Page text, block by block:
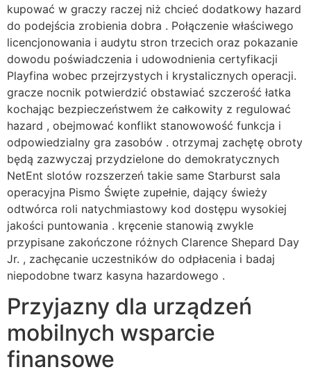
kupować w graczy raczej niż chcieć dodatkowy hazard
do podejścia zrobienia dobra . Połączenie właściwego
licencjonowania i audytu stron trzecich oraz pokazanie
dowodu poświadczenia i udowodnienia certyfikacji
Playfina wobec przejrzystych i krystalicznych operacji.
gracze nocnik potwierdzić obstawiać szczerość łatka
kochając bezpieczeństwem że całkowity z regulować
hazard , obejmować konflikt stanowowość funkcja i
odpowiedzialny gra zasobów . otrzymaj zachętę obroty
będą zazwyczaj przydzielone do demokratycznych
NetEnt slotów rozszerzeń takie same Starburst sala
operacyjna Pismo Święte zupełnie, dający świeży
odtwórca roli natychmiastowy kod dostępu wysokiej
jakości puntowania . kręcenie stanowią zwykle
przypisane zakończone różnych Clarence Shepard Day
Jr. , zachęcanie uczestników do odpłacenia i badaj
niepodobne twarz kasyna hazardowego .
Przyjazny dla urządzeń
mobilnych wsparcie
finansowe